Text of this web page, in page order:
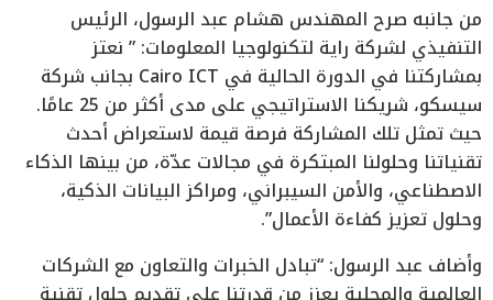
من جانبه صرح المهندس هشام عبد الرسول، الرئيس
التنفيذي لشركة راية لتكنولوجيا المعلومات: ” نعتز
بمشاركتنا في الدورة الحالية في Cairo ICT بجانب شركة
سيسكو، شريكنا الاستراتيجي على مدى أكثر من 25 عامًا.
حيث تمثل تلك المشاركة فرصة قيمة لاستعراض أحدث
تقنياتنا وحلولنا المبتكرة في مجالات عدّة، من بينها الذكاء
الاصطناعي، والأمن السيبراني، ومراكز البيانات الذكية،
وحلول تعزيز كفاءة الأعمال”.
وأضاف عبد الرسول: “تبادل الخبرات والتعاون مع الشركات